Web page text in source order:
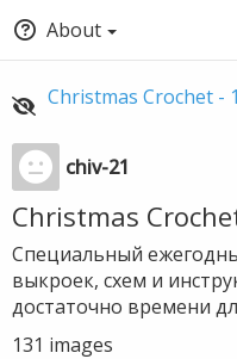
About
Christmas Crochet -
chiv-21
Christmas
Специальный
выкроек, схем и
достаточно времени
131 images